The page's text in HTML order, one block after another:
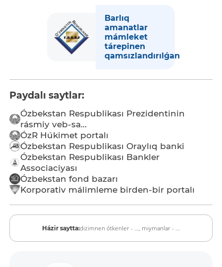
Barlıq
amanatlar
mámleket
tárepinen
qamsızlandırılǵan
Paydalı saytlar:
Ózbekstan Respublikası Prezidentinin
rásmiy veb-sa...
ÓzR Húkimet portalı
Ózbekstan Respublikası Oraylıq banki
Ózbekstan Respublikası Bankler
Associaciyası
Ózbekstan fond bazarı
Korporativ málimleme birden-bir portalı
Házir saytta:dizimnen ótkenler - ..., miymanlar - ...